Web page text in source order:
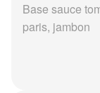
Base sauce
paris, jambon